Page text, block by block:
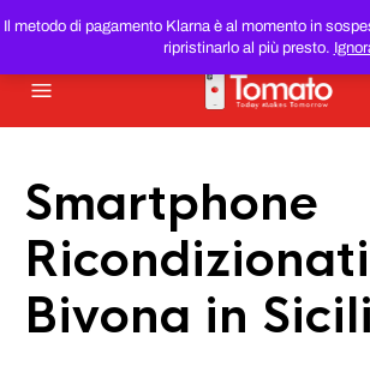
Il metodo di pagamento Klarna è al momento in
ripristinarlo al più presto.
SMARTPHONE E TABLET RICONDIZIONATI
PREZZO DEL WEB!
Smartphone
Bivona in